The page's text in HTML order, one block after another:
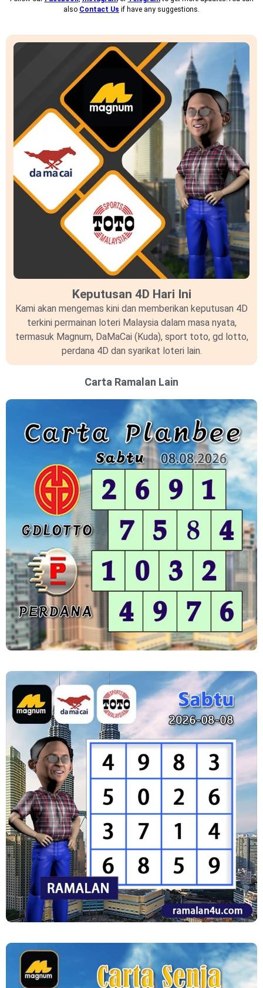
also Contact Us if have any suggestions.
Keputusan 4D Hari Ini
Kami akan mengemas kini dan memberikan keputusan 4D
terkini permainan loteri Malaysia dalam masa nyata,
termasuk Magnum, DaMaCai (Kuda), sport toto, gd lotto,
perdana 4D dan syarikat loteri lain.
Carta Ramalan Lain